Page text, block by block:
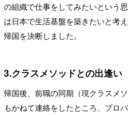
の組織で仕事をしてみたいという
は日本で生活基盤を築きたいと考
帰国を決断しました。
3.クラスメソッドとの出逢い
帰国後、前職の同期（現クラスメ
もかねて連絡をしたところ、プロ